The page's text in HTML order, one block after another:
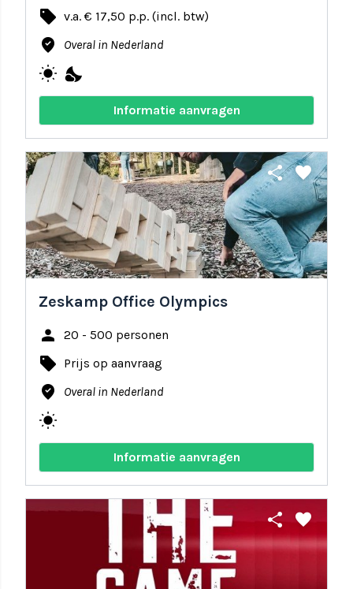
local_offer v.a. € 17,50 p.p. (incl. btw)
where_to_vote Overal in Nederland
wb_sunny nights_stay
Informatie aanvragen
share favorite
Zeskamp Office Olympics
person 20 - 500 personen
local_offer Prijs op aanvraag
where_to_vote Overal in Nederland
wb_sunny
Informatie aanvragen
share favorite